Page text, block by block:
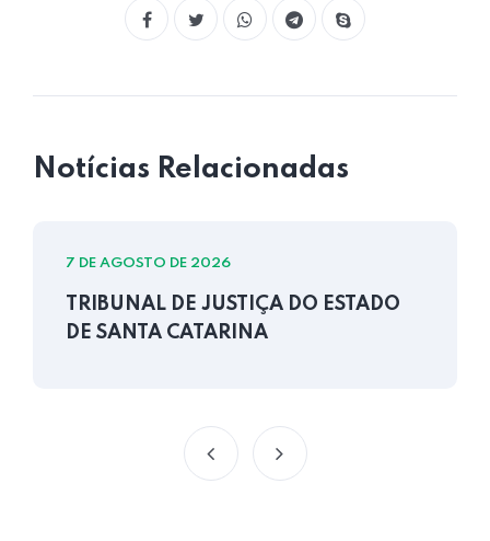
Notícias Relacionadas
7 DE AGOSTO DE 2026
TRIBUNAL DE JUSTIÇA DO ESTADO
DE SANTA CATARINA